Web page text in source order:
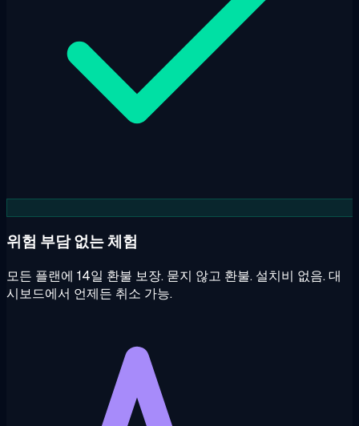
위험 부담 없는 체험
모든 플랜에 14일 환불 보장. 묻지 않고 환불. 설치비 없음. 대
시보드에서 언제든 취소 가능.